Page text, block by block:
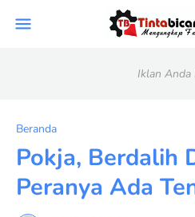
Iklan Anda
Beranda
Pokja, Berdalih
Peranya Ada